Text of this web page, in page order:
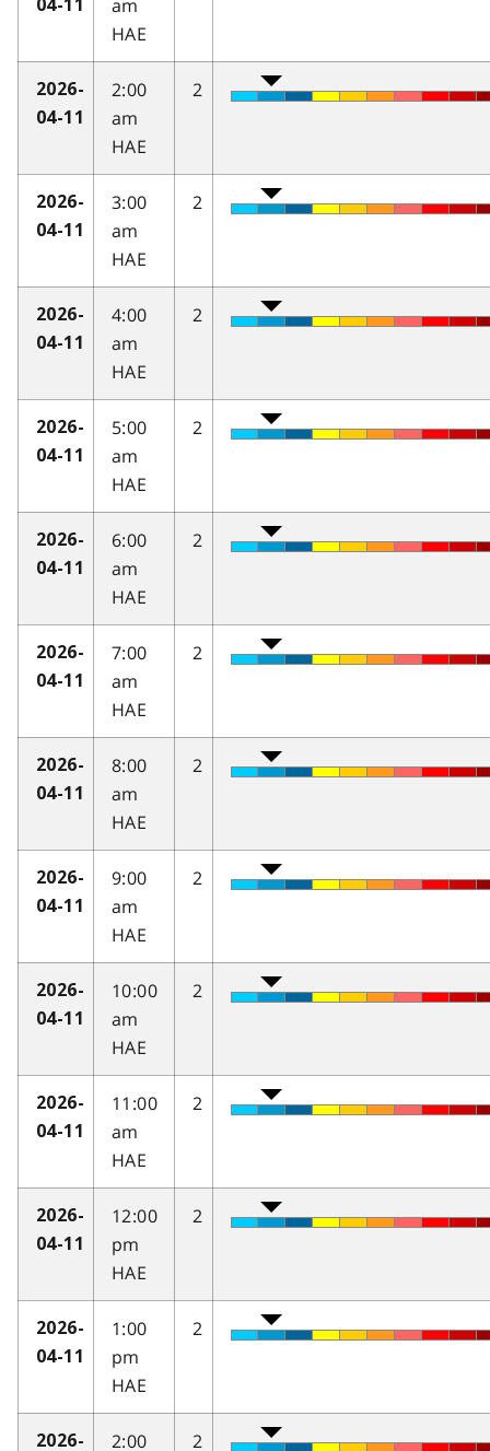
04-11
am
HAE
2026-
04-11
2:00
am
HAE
2
2026-
04-11
3:00
am
HAE
2
2026-
04-11
4:00
am
HAE
2
2026-
04-11
5:00
am
HAE
2
2026-
04-11
6:00
am
HAE
2
2026-
04-11
7:00
am
HAE
2
2026-
04-11
8:00
am
HAE
2
2026-
04-11
9:00
am
HAE
2
2026-
04-11
10:00
am
HAE
2
2026-
04-11
11:00
am
HAE
2
2026-
04-11
12:00
pm
HAE
2
2026-
04-11
1:00
pm
HAE
2
2026-
2:00
2